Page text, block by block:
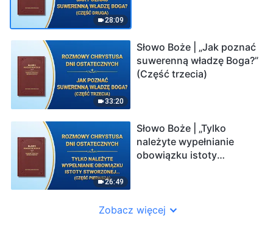
28:09
33:20
Słowo Boże | „Jak poznać
suwerenną władzę Boga?”
(Część trzecia)
26:49
Słowo Boże | „Tylko
należyte wypełnianie
obowiązku istoty
Zobacz więcej